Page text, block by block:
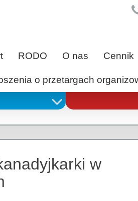
RODO O nas Cennik
o przetargach
w